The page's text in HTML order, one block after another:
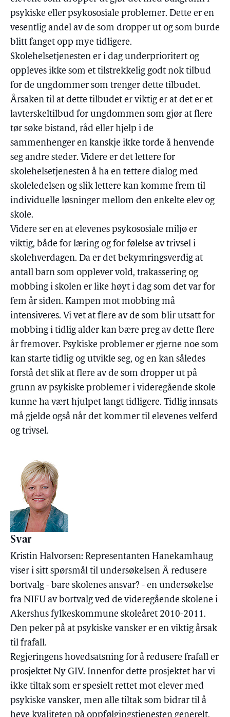
psykiske eller psykososiale problemer. Dette er en
vesentlig andel av de som dropper ut og som burde
blitt fanget opp mye tidligere.
Skolehelsetjenesten er i dag underprioritert og
oppleves ikke som et tilstrekkelig godt nok tilbud
for de ungdommer som trenger dette tilbudet.
Årsaken til at dette tilbudet er viktig er at det er et
lavterskeltilbud for ungdommen som gjør at flere
tør søke bistand, råd eller hjelp i de
sammenhenger en kanskje ikke torde å henvende
seg andre steder. Videre er det lettere for
skolehelsetjenesten å ha en tettere dialog med
skoleledelsen og slik lettere kan komme frem til
individuelle løsninger mellom den enkelte elev og
skole.
Videre ser en at elevenes psykososiale miljø er
viktig, både for læring og for følelse av trivsel i
skolehverdagen. Da er det bekymringsverdig at
antall barn som opplever vold, trakassering og
mobbing i skolen er like høyt i dag som det var for
fem år siden. Kampen mot mobbing må
intensiveres. Vi vet at flere av de som blir utsatt for
mobbing i tidlig alder kan bære preg av dette flere
år fremover. Psykiske problemer er gjerne noe som
kan starte tidlig og utvikle seg, og en kan således
forstå det slik at flere av de som dropper ut på
grunn av psykiske problemer i videregående skole
kunne ha vært hjulpet langt tidligere. Tidlig innsats
må gjelde også når det kommer til elevenes velferd
og trivsel.
Svar
Kristin Halvorsen: Representanten Hanekamhaug
viser i sitt spørsmål til undersøkelsen Å redusere
bortvalg - bare skolenes ansvar? - en undersøkelse
fra NIFU av bortvalg ved de videregående skolene i
Akershus fylkeskommune skoleåret 2010-2011.
Den peker på at psykiske vansker er en viktig årsak
til frafall.
Regjeringens hovedsatsning for å redusere frafall er
prosjektet Ny GIV. Innenfor dette prosjektet har vi
ikke tiltak som er spesielt rettet mot elever med
psykiske vansker, men alle tiltak som bidrar til å